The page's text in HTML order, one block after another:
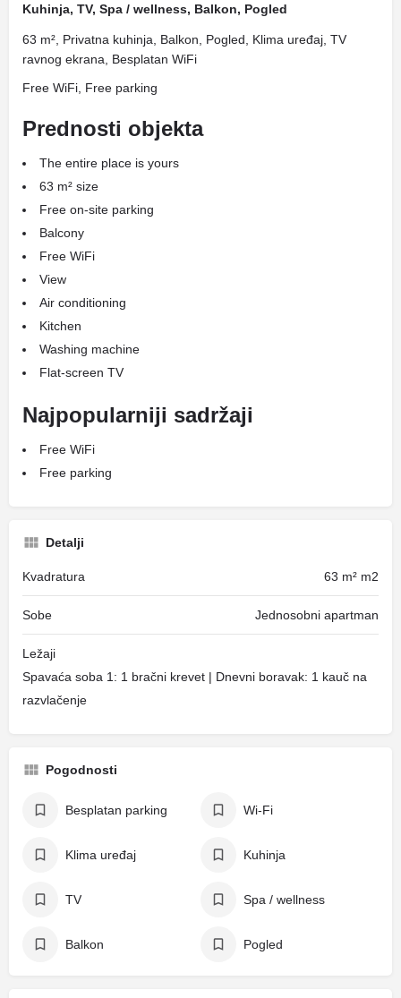
Kuhinja, TV, Spa / wellness, Balkon, Pogled
63 m², Privatna kuhinja, Balkon, Pogled, Klima uređaj, TV
ravnog ekrana, Besplatan WiFi
Free WiFi, Free parking
Prednosti objekta
The entire place is yours
63 m² size
Free on-site parking
Balcony
Free WiFi
View
Air conditioning
Kitchen
Washing machine
Flat-screen TV
Najpopularniji sadržaji
Free WiFi
Free parking
Detalji
Kvadratura 63 m² m2
Sobe Jednosobni apartman
Ležaji
Spavaća soba 1: 1 bračni krevet | Dnevni boravak: 1 kauč na
razvlačenje
Pogodnosti
Besplatan parking Wi-Fi
Klima uređaj Kuhinja
TV Spa / wellness
Balkon Pogled